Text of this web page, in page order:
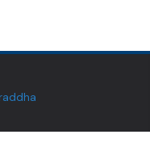
New